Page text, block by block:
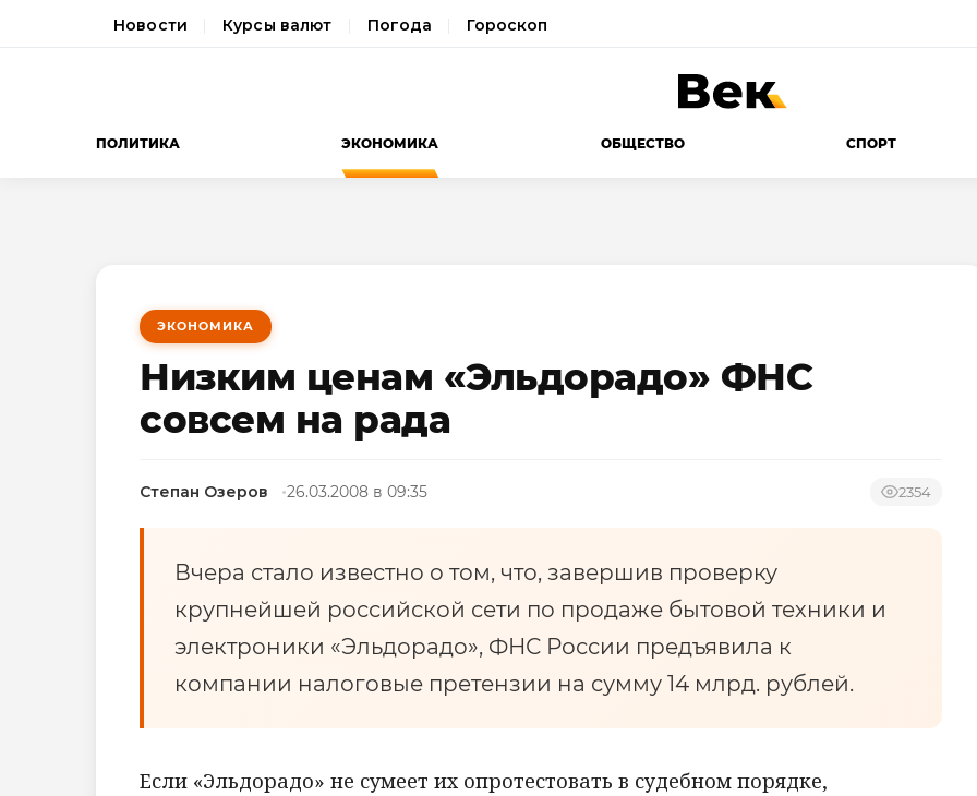
Новости Курсы валют Погода Гороскоп
ПОЛИТИКА ЭКОНОМИКА ОБЩЕСТВО СПОРТ
ЭКОНОМИКА
Низким ценам «Эльдорадо» ФНС
совсем на рада
Степан Озеров 26.03.2008 в 09:35 2354
Вчера стало известно о том, что, завершив проверку
крупнейшей российской сети по продаже бытовой техники и
электроники «Эльдорадо», ФНС России предъявила к
компании налоговые претензии на сумму 14 млрд. рублей.
Если «Эльдорадо» не сумеет их опротестовать в судебном порядке,